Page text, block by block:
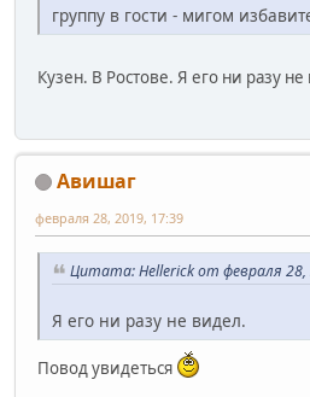
группу в гости - мигом
Кузен. В Ростове. Я его ни разу
Авишаг
февраля 28, 2019, 17:39
Цитата: Hellerick от февраля 28,
Я его ни разу не видел.
Повод увидеться